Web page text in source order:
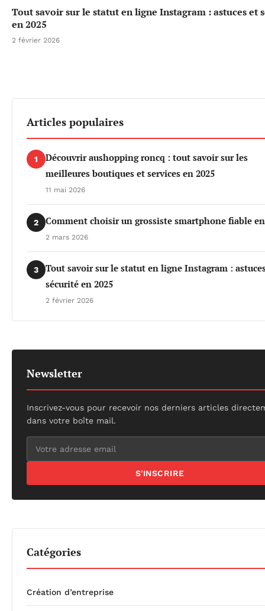
Tout savoir sur le statut en ligne Instagram : astuces et
en 2025
2 février 2026
Articles populaires
1
Découvrir aushopping roncq : tout savoir sur les
meilleures boutiques et services en 2025
11 mai 2026
2 Comment choisir un grossiste smartphone fiable en
2 mars 2026
3
Tout savoir sur le statut en ligne Instagram :
sécurité en 2025
2 février 2026
Newsletter
Inscrivez-vous pour recevoir nos derniers articles
dans votre boîte mail.
S'INSCRIRE
Catégories
Création d’entreprise